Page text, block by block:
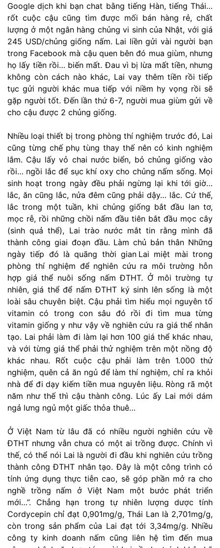
Google dịch khi bạn chat bằng tiếng Hàn, tiếng Thái…
rốt cuộc cậu cũng tìm được mối bán hàng rẻ, chất
lượng ở một ngân hàng chủng vi sinh của Nhật, với giá
245 USD/chủng giống nấm. Lai liền gửi vài người bạn
trong Facebook mà cậu quen bên đó mua giùm, nhưng
họ lấy tiền rồi… biến mất. Đau vì bị lừa mất tiền, nhưng
không còn cách nào khác, Lai vay thêm tiền rồi tiếp
tục gửi người khác mua tiếp với niềm hy vọng rồi sẽ
gặp người tốt. Đến lần thứ 6-7, người mua giùm gửi về
cho cậu được 2 chủng giống.
Nhiều loại thiết bị trong phòng thí nghiệm trước đó, Lai
cũng từng chế phụ tùng thay thế nên có kinh nghiệm
lắm. Cậu lấy vỏ chai nước biển, bỏ chủng giống vào
rồi… ngồi lắc để sục khí oxy cho chủng nấm sống. Mọi
sinh hoạt trong ngày đều phải ngừng lại khi tới giờ…
lắc, ăn cũng lắc, nửa đêm cũng phải dậy… lắc. Cứ thế,
lắc trong một tuần, khi chủng giống bắt đầu lan tơ,
mọc rễ, rồi những chồi nấm đầu tiên bắt đầu mọc cây
(sinh quả thể), Lai trào nước mắt tin rằng mình đã
thành công giai đoạn đầu. Làm chủ bản thân Những
ngày tiếp đó là quãng thời gian Lai miệt mài trong
phòng thí nghiệm để nghiên cứu ra môi trường hỗn
hợp giá thể nuôi sống nấm ĐTHT. Ở môi trường tự
nhiên, giá thể để nấm ĐTHT ký sinh lên sống là một
loài sâu chuyên biệt. Cậu phải tìm hiểu mọi nguyên tố
vitamin có trong con sâu đó rồi đi tìm mua từng
vitamin giống y như vậy về nghiên cứu ra giá thể nhân
tạo. Lai phải làm đi làm lại hơn 100 giá thể khác nhau,
và với từng giá thể phải thử nghiệm trên một nồng độ
khác nhau. Rốt cuộc cậu phải làm trên 1.000 thử
nghiệm, quên cả ăn ngủ để làm thí nghiệm, chỉ ra khỏi
nhà để đi dạy kiếm tiền mua nguyên liệu. Ròng rã một
năm như thế thì cậu thành công. Lúc ấy Lai mới dám
ngả lưng ngủ một giấc thỏa thuê…
Ở Việt Nam từ lâu đã có nhiều người nghiên cứu về
ĐTHT nhưng vẫn chưa có một ai trồng được. Chính vì
thế, có thể nói Lai là người đi đầu khi nghiên cứu trồng
thành công ĐTHT nhân tạo. Đây là một công trình có
tính ứng dụng thực tiễn cao, sẽ góp phần mở ra cho
nghề trồng nấm ở Việt Nam một bước phát triển
mới…”. Chẳng hạn trong tự nhiên lượng dược tính
Cordycepin chỉ đạt 0,901mg/g, Thái Lan là 2,701mg/g,
còn trong sản phẩm của Lai đạt tới 3,34mg/g. Nhiều
công ty kinh doanh nấm cũng liên hệ tìm đến mua